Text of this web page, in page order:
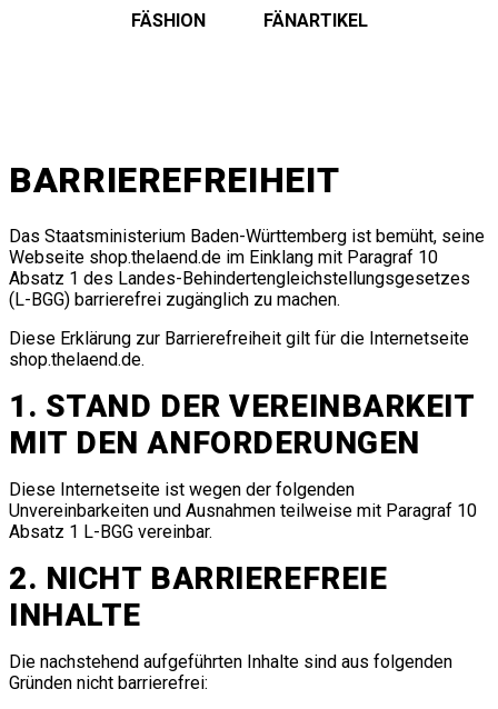
FÄSHION FÄNARTIKEL
BARRIEREFREIHEIT
Das Staatsministerium Baden-Württemberg ist bemüht, seine
Webseite shop.thelaend.de im Einklang mit Paragraf 10
Absatz 1 des Landes-Behindertengleichstellungsgesetzes
(L-BGG) barrierefrei zugänglich zu machen.
Diese Erklärung zur Barrierefreiheit gilt für die Internetseite
shop.thelaend.de.
1. STAND DER VEREINBARKEIT
MIT DEN ANFORDERUNGEN
Diese Internetseite ist wegen der folgenden
Unvereinbarkeiten und Ausnahmen teilweise mit Paragraf 10
Absatz 1 L-BGG vereinbar.
2. NICHT BARRIEREFREIE
INHALTE
Die nachstehend aufgeführten Inhalte sind aus folgenden
Gründen nicht barrierefrei: